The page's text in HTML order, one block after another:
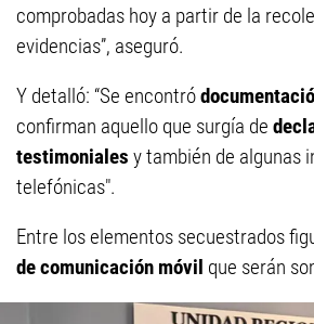
comprobadas hoy a partir de la
evidencias”, aseguró.
Y detalló: “Se encontró
confirman aquello que surgía de
testimoniales y también de algunas
telefónicas".
Entre los elementos secuestrados
de comunicación móvil que serán